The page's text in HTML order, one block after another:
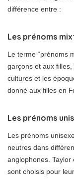
différence entre :
Les prénoms
Le terme “prénoms
garçons et aux
cultures et les
donné aux filles en
Les prénoms
Les prénoms
neutres dans
anglophones. Taylor
sont choisis pour